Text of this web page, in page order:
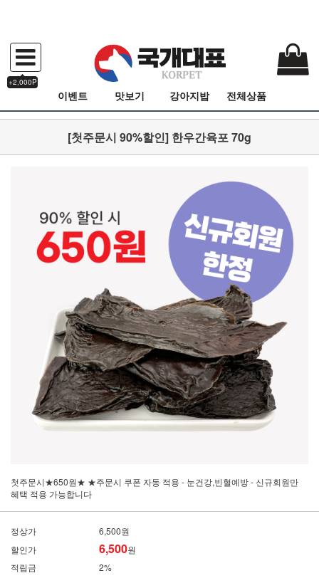
+2,000P
이벤트 맛보기 강아지밥 전체상품
[첫주문시 90%할인] 한우간육포 70g
첫주문시★650원★ ★주문시 쿠폰 자동 적용 - 눈건강,빈혈예방 - 신규회원만
혜택 적용 가능합니다
정상가
6,500원
할인가
6,500원
적립금
2%